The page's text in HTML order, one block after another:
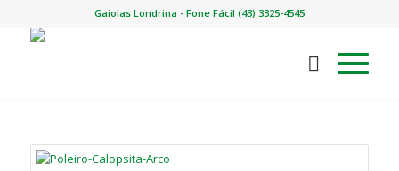
Gaiolas Londrina - Fone Fácil (43) 3325-4545